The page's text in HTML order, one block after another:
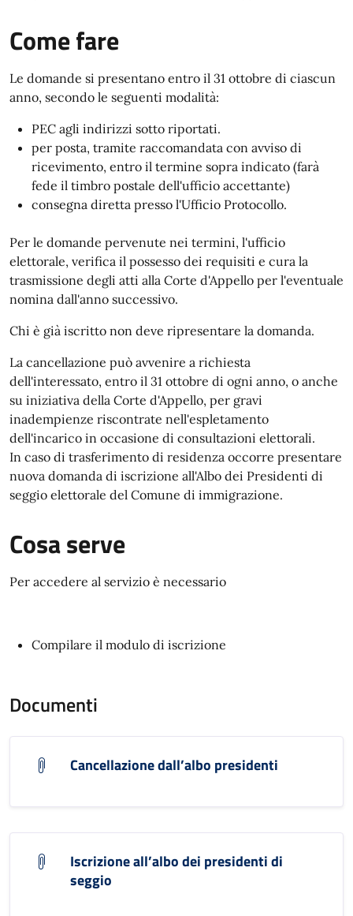
Come fare
Le domande si presentano entro il 31 ottobre di ciascun
anno, secondo le seguenti modalità:
PEC agli indirizzi sotto riportati.
per posta, tramite raccomandata con avviso di
ricevimento, entro il termine sopra indicato (farà
fede il timbro postale dell'ufficio accettante)
consegna diretta presso l'Ufficio Protocollo.
Per le domande pervenute nei termini, l'ufficio
elettorale, verifica il possesso dei requisiti e cura la
trasmissione degli atti alla Corte d'Appello per l'eventuale
nomina dall'anno successivo.
Chi è già iscritto non deve ripresentare la domanda.
La cancellazione può avvenire a richiesta
dell'interessato, entro il 31 ottobre di ogni anno, o anche
su iniziativa della Corte d'Appello, per gravi
inadempienze riscontrate nell'espletamento
dell'incarico in occasione di consultazioni elettorali.
In caso di trasferimento di residenza occorre presentare
nuova domanda di iscrizione all'Albo dei Presidenti di
seggio elettorale del Comune di immigrazione.
Cosa serve
Per accedere al servizio è necessario
Compilare il modulo di iscrizione
Documenti
Cancellazione dall’albo presidenti
Iscrizione all’albo dei presidenti di
seggio